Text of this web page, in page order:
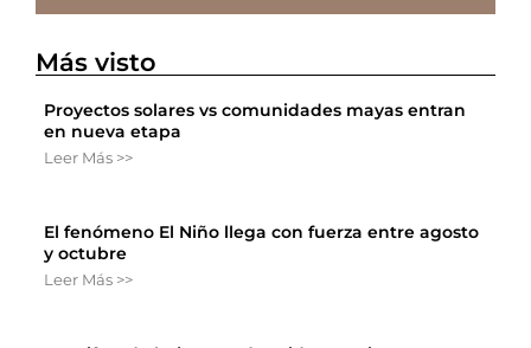
Más visto
Proyectos solares vs comunidades mayas entran
en nueva etapa
Leer Más >>
El fenómeno El Niño llega con fuerza entre agosto
y octubre
Leer Más >>